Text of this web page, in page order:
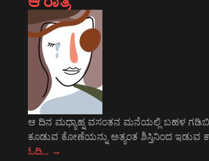
ಆ ದಿನ ಮಧ್ಯಾಹ್ನ ವಸಂತನ ಮನೆಯಲ್ಲಿ ಬಹಳ
ಕೂಡುವ ಕೋಣೆಯನ್ನು ಅತ್ಯಂತ ಶಿಸ್ತಿನಿಂದ
ಓದಿ… →